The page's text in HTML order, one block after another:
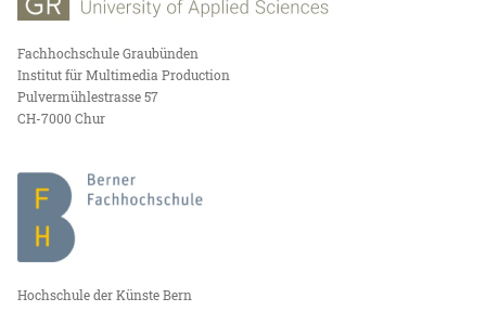
Fachhochschule Graubünden
Institut für Multimedia Production
Pulvermühlestrasse 57
CH-7000 Chur
Hochschule der Künste Bern